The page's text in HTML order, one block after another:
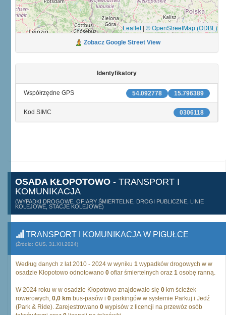
Leaflet | © OpenStreetMap (ODBL)
Zobacz Google Street View
Identyfikatory
15.796389
54.092778
Współrzędne GPS
0306118
Kod SIMC
OSADA KŁOPOTOWO - TRANSPORT I
KOMUNIKACJA
(WYPADKI DROGOWE, OFIARY ŚMIERTELNE, DROGI PUBLICZNE, LINIE
KOLEJOWE, STACJE KOLEJOWE)
TRANSPORT I KOMUNIKACJA W PIGUŁCE
(Źródło: GUS, 31.XII.2024)
Według danych z lat 2010 - 2024 w wyniku 1 wypadków drogowych w w
osadzie Kłopotowo odnotowano 0 ofiar śmiertelnych oraz 1 osobę ranną.
W 2024 roku w w osadzie Kłopotowo znajdowało się 0 km ścieżek
rowerowych, 0,0 km bus-pasów i 0 parkingów w systemie Parkuj i Jedź
(Park & Ride). Zarejestrowano 0 wypisów z licencji na przewóz osób